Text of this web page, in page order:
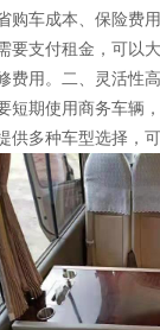
购车成本、保险费
要支付租金，可以
费用。二、灵活性
短期使用商务车辆
多种车型选择，